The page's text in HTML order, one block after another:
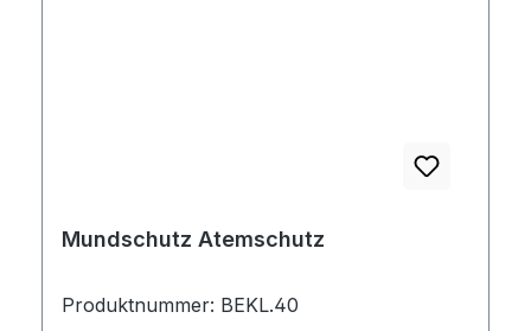
Mundschutz Atemschutz
Produktnummer: BEKL.40